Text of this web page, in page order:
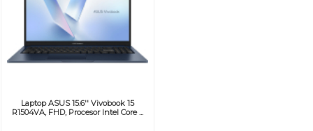
Laptop ASUS 15.6'' Vivobook 15
R1504VA, FHD, Procesor Intel Core ...